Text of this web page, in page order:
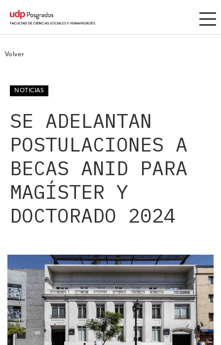
Volver
NOTICIAS
SE ADELANTAN
POSTULACIONES A
BECAS ANID PARA
MAGÍSTER Y
DOCTORADO 2024